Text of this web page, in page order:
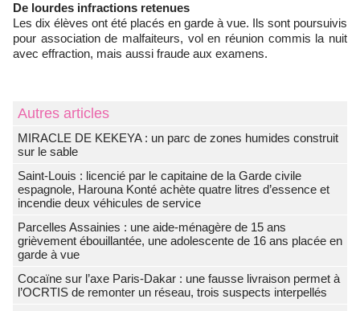
De lourdes infractions retenues
Les dix élèves ont été placés en garde à vue. Ils sont poursuivis
pour association de malfaiteurs, vol en réunion commis la nuit
avec effraction, mais aussi fraude aux examens.
Autres articles
MIRACLE DE KEKEYA : un parc de zones humides construit
sur le sable
Saint-Louis : licencié par le capitaine de la Garde civile
espagnole, Harouna Konté achète quatre litres d’essence et
incendie deux véhicules de service
Parcelles Assainies : une aide-ménagère de 15 ans
grièvement ébouillantée, une adolescente de 16 ans placée en
garde à vue
Cocaïne sur l’axe Paris-Dakar : une fausse livraison permet à
l’OCRTIS de remonter un réseau, trois suspects interpellés